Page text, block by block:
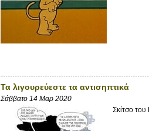
Τα λιγουρεύεστε τα αντισηπτικά
Σάββατο 14 Μαρ 2020
Σκίτσο